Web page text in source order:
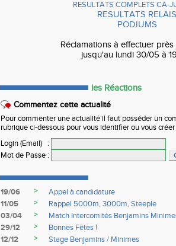
RESULTATS COMPLETS CA-
RESULTATS
PODIUMS
Réclamations à effectuer
jusqu'au lundi 30/05 à
les Réactions
Commentez cette actualité
Pour commenter une actualité il faut posséder un
rubrique ci-dessous pour vous identifier ou vous
Login (Email)
:
Mot de Passe :
19/06 >
Appel à candidature
11/05
>
Rappel 5000m, 3000m, Steeple
03/04
>
Match Intercomités Benjamins
29/12
>
Bonnes Fêtes !
12/12
>
Stage Benjamins / Minimes